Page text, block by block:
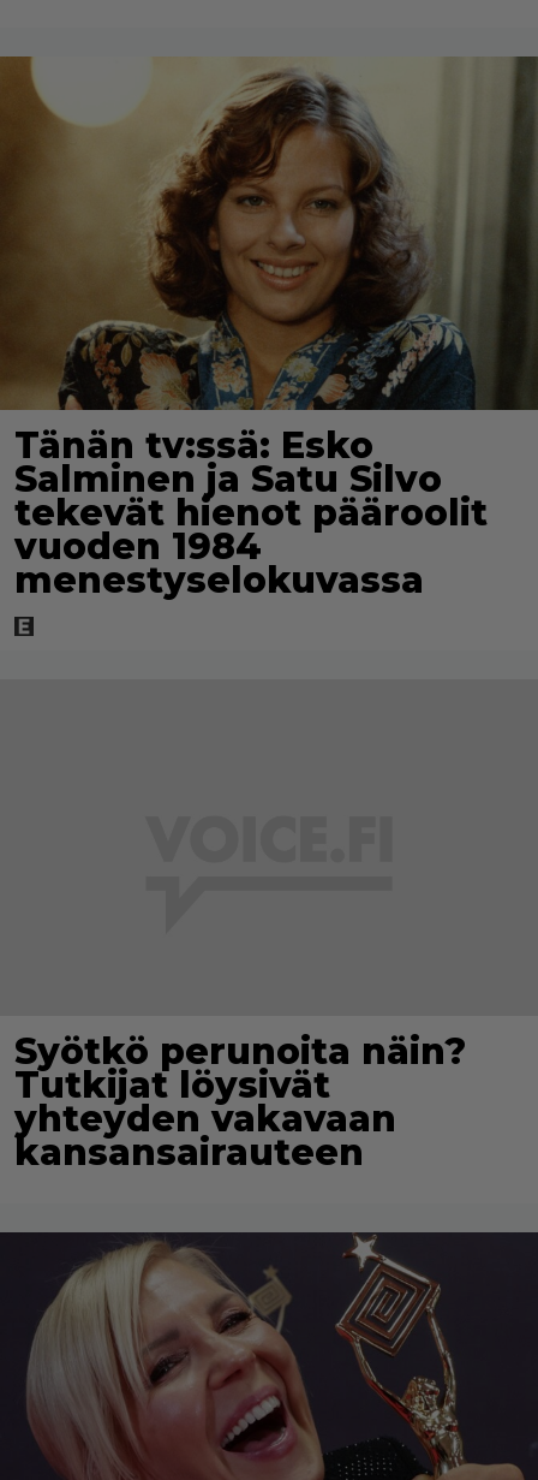
Tänän tv:ssä: Esko
Salminen ja Satu Silvo
tekevät hienot pääroolit
vuoden 1984
menestyselokuvassa
Syötkö perunoita näin?
Tutkijat löysivät
yhteyden vakavaan
kansansairauteen